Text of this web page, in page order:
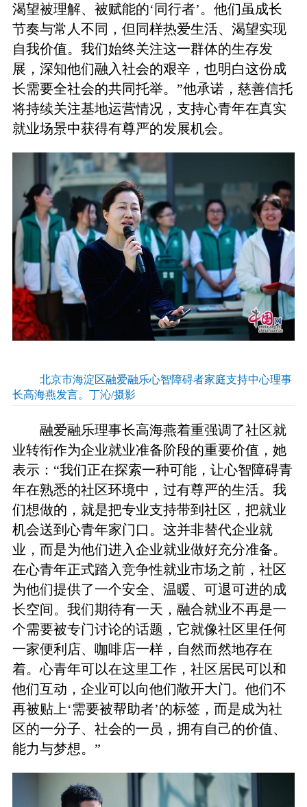
渴望被理解、被赋能的‘同行者’。他们虽成长
节奏与常人不同，但同样热爱生活、渴望实现
自我价值。我们始终关注这一群体的生存发
展，深知他们融入社会的艰辛，也明白这份成
长需要全社会的共同托举。”他承诺，慈善信托
将持续关注基地运营情况，支持心青年在真实
就业场景中获得有尊严的发展机会。
北京市海淀区融爱融乐心智障碍者家庭支持中心理事
长高海燕发言。丁沁/摄影
融爱融乐理事长高海燕着重强调了社区就
业转衔作为企业就业准备阶段的重要价值，她
表示：“我们正在探索一种可能，让心智障碍青
年在熟悉的社区环境中，过有尊严的生活。我
们想做的，就是把专业支持带到社区，把就业
机会送到心青年家门口。这并非替代企业就
业，而是为他们进入企业就业做好充分准备。
在心青年正式踏入竞争性就业市场之前，社区
为他们提供了一个安全、温暖、可退可进的成
长空间。我们期待有一天，融合就业不再是一
个需要被专门讨论的话题，它就像社区里任何
一家便利店、咖啡店一样，自然而然地存在
着。心青年可以在这里工作，社区居民可以和
他们互动，企业可以向他们敞开大门。他们不
再被贴上‘需要被帮助者’的标签，而是成为社
区的一分子、社会的一员，拥有自己的价值、
能力与梦想。”